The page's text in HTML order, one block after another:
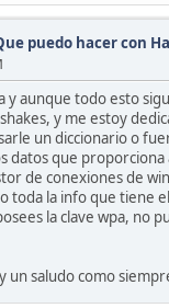
puedo hacer con
y aunque todo esto
y me estoy
un diccionario o
datos que
de conexiones de
toda la info que tiene
la clave wpa, no
un saludo como